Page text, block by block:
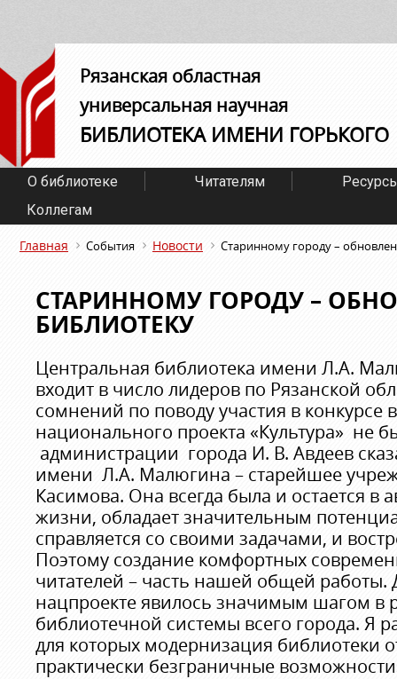
Рязанская областная
универсальная научная
БИБЛИОТЕКА ИМЕНИ ГОРЬКОГО
О библиотеке Читателям
Коллегам
Главная События Новости Старинному городу –
СТАРИННОМУ ГОРОДУ –
БИБЛИОТЕКУ
Центральная библиотека имени Л.А.
входит в число лидеров по Рязанской
сомнений по поводу участия в конкурсе
национального проекта «Культура» не
администрации города И. В. Авдеев
имени Л.А. Малюгина – старейшее
Касимова. Она всегда была и остается в
жизни, обладает значительным
справляется со своими задачами, и
Поэтому создание комфортных
читателей – часть нашей общей работы.
нацпроекте явилось значимым шагом в
библиотечной системы всего города. Я
для которых модернизация библиотеки
практически безграничные